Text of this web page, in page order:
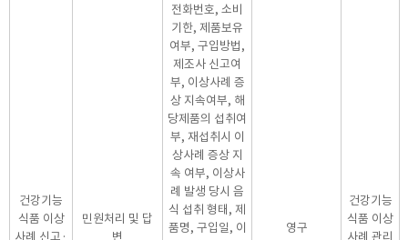
건강기능
식품 이상
사례 신고·
민원처리 및 답
변
전화번호, 소비
기한, 제품보유
여부, 구입방법,
제조사 신고여
부, 이상사례 증
상 지속여부, 해
당제품의 섭취여
부, 재섭취시 이
상사례 증상 지
속 여부, 이상사
례 발생 당시 음
식 섭취 형태, 제
품명, 구입일, 이
영구
건강기능
식품 이상
사례 관리